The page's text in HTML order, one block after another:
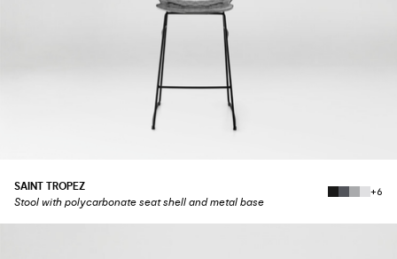
SAINT TROPEZ
Stool with polycarbonate seat shell and metal base
+6